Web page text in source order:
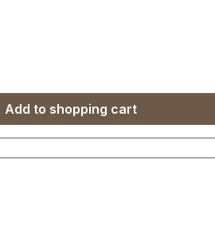
Add to shopping cart